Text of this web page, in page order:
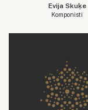
Evija Skuķe
Komponisti